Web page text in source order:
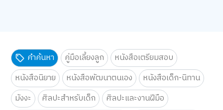
คำค้นหา คู่มือเลี้ยงลูก
หนังสือเตรียมสอบ
หนังสือนิยาย
หนังสือพัฒนาตนเอง
หนังสือเด็ก-นิทาน
มังงะ
ศิลปะสำหรับเด็ก
ศิลปะและงานฝีมือ